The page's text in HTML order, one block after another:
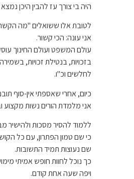
היה בי צורך עז להבין היכן
לטובת אלו ששואלים "מה
אני עונה: הכי קשור.
עולם המשפט ועולם החינוך
בזכויות, בנטילת זכויות,
לחלשים וכ"ו.
כיום, אחרי שאספתי אין-סוף
אני מלמדת הורים נשות מקצוע
ללמוד להסיר מסכות ולהישיר
כי שם טמון הפתרון, עם כל
שם נעוצות תמיד התשובות.
כך נוכל לחוות חופש אמיתי
ויפה שעה אחת קודם.